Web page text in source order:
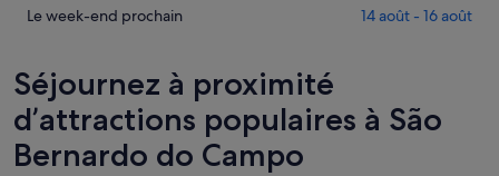
São
Campo
pour
cette
nuit,
prix
Bernardo
do
Campo
pour
Consulter
à
São
Bernardo
do
Le week-end prochain 14 août - 16 août
Séjournez à proximité
d’attractions populaires à São
Bernardo do Campo